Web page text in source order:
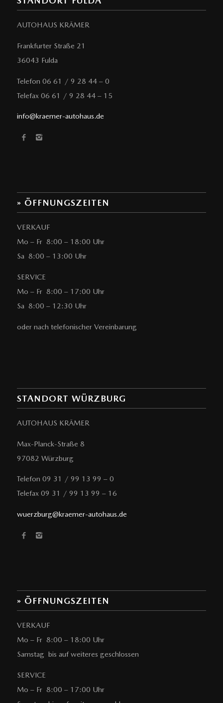
AUTOHAUS KRÄMER
Frankfurter Straße 21
36043 Fulda
Telefon 06 61 / 9 28 44 – 0
Telefax 06 61 / 9 28 44 – 15
info@kraemer-autohaus.de
» ÖFFNUNGSZEITEN
VERKAUF
Mo – Fr 8:00 – 18:00 Uhr
Sa 8:00 – 13:00 Uhr
SERVICE
Mo – Fr 8:00 – 17:00 Uhr
Sa 8:00 – 12:30 Uhr
oder nach telefonischer Vereinbarung
STANDORT WÜRZBURG
AUTOHAUS KRÄMER
Max-Planck-Straße 8
97082 Würzburg
Telefon 09 31 / 99 13 99 – 0
Telefax 09 31 / 99 13 99 – 16
wuerzburg@kraemer-autohaus.de
» ÖFFNUNGSZEITEN
VERKAUF
Mo – Fr 8:00 – 18:00 Uhr
Samstag bis auf weiteres geschlossen
SERVICE
Mo – Fr 8:00 – 17:00 Uhr